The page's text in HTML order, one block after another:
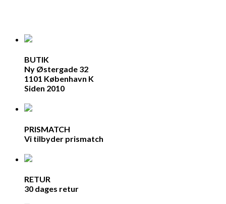
BUTIK
Ny Østergade 32
1101 København K
Siden 2010
PRISMATCH
Vi tilbyder prismatch
RETUR
30 dages retur